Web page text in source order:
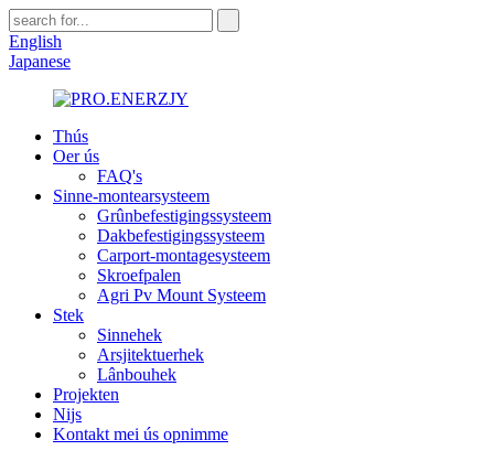
English
Japanese
Thús
Oer ús
FAQ's
Sinne-montearsysteem
Grûnbefestigingssysteem
Dakbefestigingssysteem
Carport-montagesysteem
Skroefpalen
Agri Pv Mount Systeem
Stek
Sinnehek
Arsjitektuerhek
Lânbouhek
Projekten
Nijs
Kontakt mei ús opnimme